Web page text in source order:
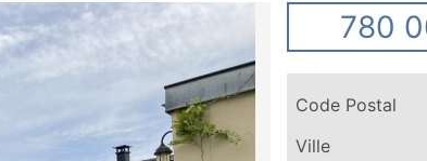
780
Code Postal
Ville